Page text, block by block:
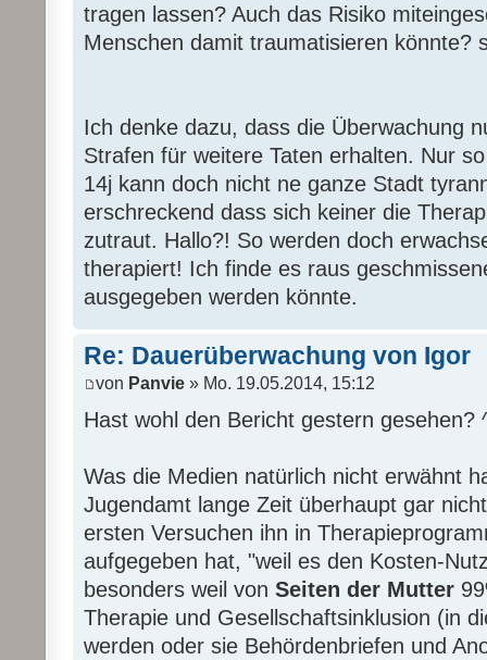
tragen lassen? Auch das Risiko
Menschen damit traumatisieren könnte?
Ich denke dazu, dass die Überwachung
Strafen für weitere Taten erhalten. Nur
14j kann doch nicht ne ganze Stadt
erschreckend dass sich keiner die
zutraut. Hallo?! So werden doch
therapiert! Ich finde es raus
ausgegeben werden könnte.
Re: Dauerüberwachung von Igor
von Panvie » Mo. 19.05.2014, 15:12
Hast wohl den Bericht gestern gesehen?
Was die Medien natürlich nicht erwähnt
Jugendamt lange Zeit überhaupt gar
ersten Versuchen ihn in
aufgegeben hat, "weil es den Kosten-
besonders weil von Seiten der Mutter
Therapie und Gesellschaftsinklusion (in
werden oder sie Behördenbriefen und